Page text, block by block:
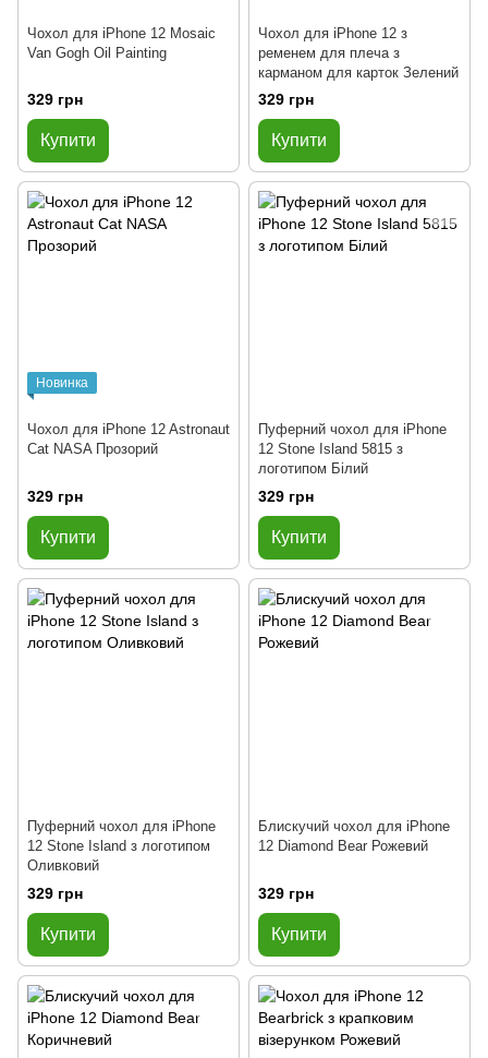
Чохол для iPhone 12 Mosaic
Van Gogh Oil Painting
329 грн
Купити
Чохол для iPhone 12 з
ременем для плеча з
карманом для карток Зелений
329 грн
Купити
Новинка
Чохол для iPhone 12 Astronaut
Cat NASA Прозорий
329 грн
Купити
Пуферний чохол для iPhone
12 Stone Island 5815 з
логотипом Білий
329 грн
Купити
Пуферний чохол для iPhone
12 Stone Island з логотипом
Оливковий
329 грн
Купити
Блискучий чохол для iPhone
12 Diamond Bear Рожевий
329 грн
Купити